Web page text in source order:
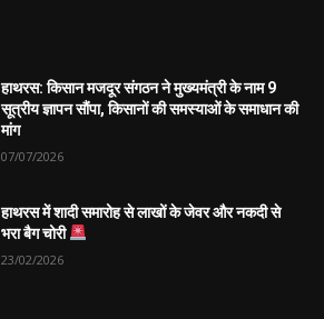
हाथरस: किसान मजदूर संगठन ने मुख्यमंत्री के नाम 9
सूत्रीय ज्ञापन सौंपा, किसानों की समस्याओं के समाधान की
मांग
07/07/2026
हाथरस में शादी समारोह से लाखों के जेवर और नकदी से
भरा बैग चोरी
23/02/2026